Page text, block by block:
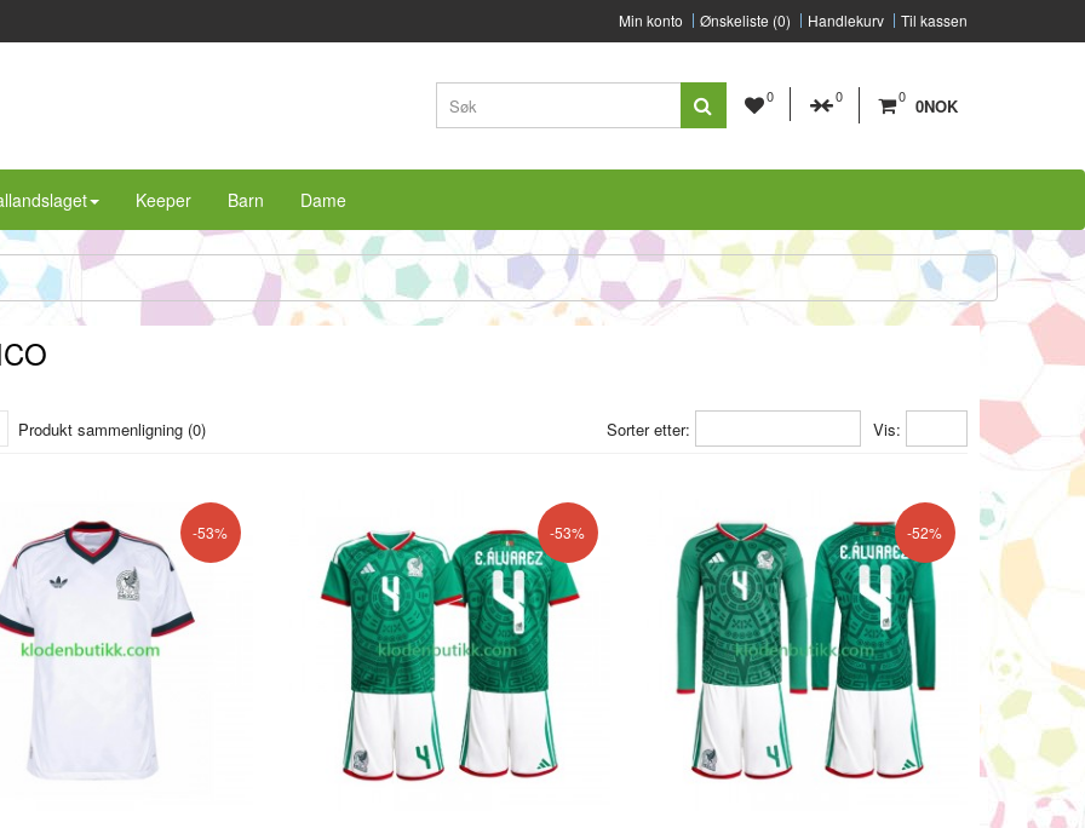
Min konto Ønskeliste (0) Handlekurv Til kassen
0 0 0 0NOK
Keeper Barn Dame
Vis:
Sorter etter:
Produkt sammenligning (0)
-53% -53% -52%